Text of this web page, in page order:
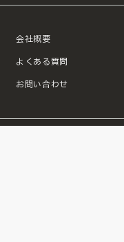
会社概要
よくある質問
お問い合わせ